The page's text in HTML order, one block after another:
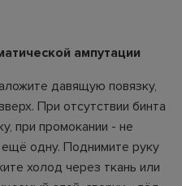
ампутации
давящую повязку,
При отсутствии бинта
при промокании - не
ещё одну. Поднимите руку
холод через ткань или